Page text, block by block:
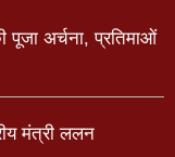
पूजा अर्चना, प्रतिमाओं
मंत्री ललन